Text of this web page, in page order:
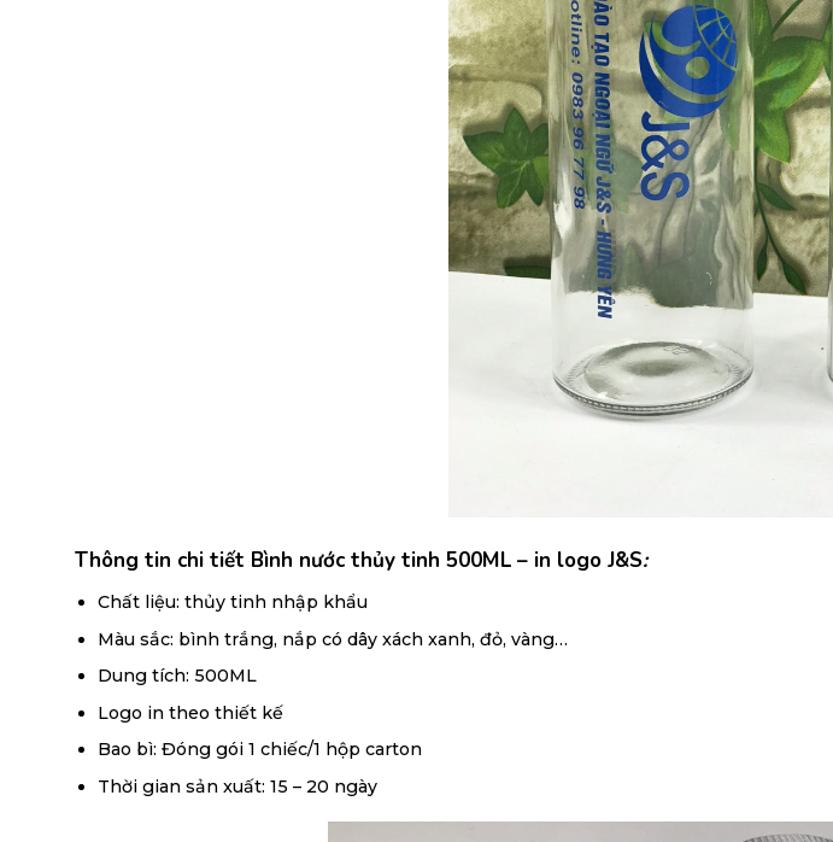
Thông tin chi tiết Bình nước thủy tinh 500ML – in logo J&S:
Chất liệu: thủy tinh nhập khẩu
Màu sắc: bình trắng, nắp có dây xách xanh, đỏ, vàng…
Dung tích: 500ML
Logo in theo thiết kế
Bao bì: Đóng gói 1 chiếc/1 hộp carton
Thời gian sản xuất: 15 – 20 ngày